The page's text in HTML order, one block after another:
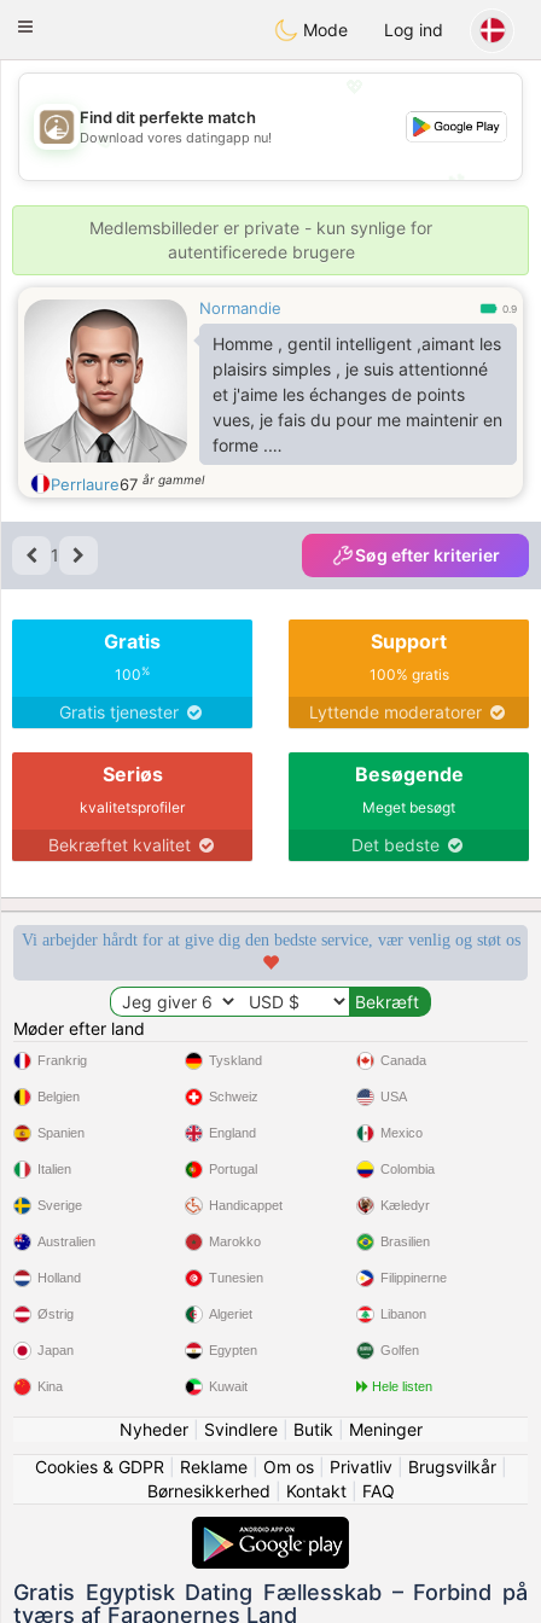
ahebik
Toggle
Mode Log ind
💖
💕
Find dit perfekte match
Download vores datingapp nu!
Medlemsbilleder er private - kun synlige for
autentificerede brugere
Normandie 0.9
Homme , gentil intelligent ,aimant les
plaisirs simples , je suis attentionné
et j'aime les échanges de points
vues, je fais du pour me maintenir en
forme .
Je suis plutôt grand 180 cm pour 95
kilos ,je suis du signe zodiacale
capricorne
Perrlaure67 år gammel
1 Søg efter kriterier
Gratis
100%
Gratis tjenester
Support
100% gratis
Lyttende moderatorer
Seriøs
kvalitetsprofiler
Bekræftet kvalitet
Besøgende
Meget besøgt
Det bedste
Vi arbejder hårdt for at give dig den bedste service, vær venlig og støt os
Møder efter land
Frankrig
Belgien
Spanien
Italien
Sverige
Tyskland
Schweiz
England
Portugal
Handicappet
Canada
USA
Mexico
Colombia
Kæledyr
Australien
Holland
Østrig
Japan
Kina
Marokko
Tunesien
Algeriet
Egypten
Kuwait
Brasilien
Filippinerne
Libanon
Golfen
Hele listen
Nyheder| Svindlere| Butik
Meninger
Cookies & GDPR
Reklame| Om os| Privatliv| Brugsvilkår|
Børnesikkerhed
Kontakt| FAQ
Gratis Egyptisk Dating Fællesskab – Forbind på
tværs af Faraonernes Land